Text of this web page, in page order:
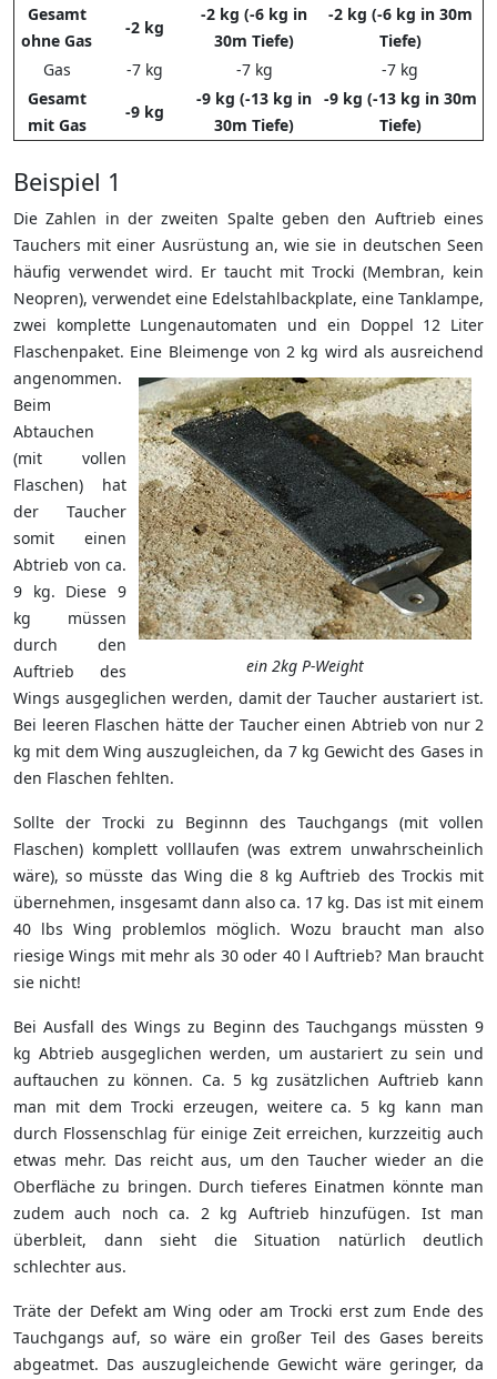
Gesamt
ohne Gas
-2 kg
-2 kg (-6 kg in
30m Tiefe)
-2 kg (-6 kg in 30m
Tiefe)
Gas
-7 kg -7 kg
-7 kg
Gesamt
mit Gas
-9 kg
-9 kg (-13 kg in
30m Tiefe)
-9 kg (-13 kg in 30m
Tiefe)
Beispiel 1
Die Zahlen in der zweiten Spalte geben den Auftrieb eines
Tauchers mit einer Ausrüstung an, wie sie in deutschen Seen
häufig verwendet wird. Er taucht mit Trocki (Membran, kein
Neopren), verwendet eine Edelstahlbackplate, eine Tanklampe,
zwei komplette Lungenautomaten und ein Doppel 12 Liter
Flaschenpaket. Eine Bleimenge von 2 kg wird als ausreichend
angenommen.
ein 2kg P-Weight
Beim
Abtauchen
(mit vollen
Flaschen) hat
der Taucher
somit einen
Abtrieb von ca.
9 kg. Diese 9
kg müssen
durch den
Auftrieb des
Wings ausgeglichen werden, damit der Taucher austariert ist.
Bei leeren Flaschen hätte der Taucher einen Abtrieb von nur 2
kg mit dem Wing auszugleichen, da 7 kg Gewicht des Gases in
den Flaschen fehlten.
Sollte der Trocki zu Beginnn des Tauchgangs (mit vollen
Flaschen) komplett volllaufen (was extrem unwahrscheinlich
wäre), so müsste das Wing die 8 kg Auftrieb des Trockis mit
übernehmen, insgesamt dann also ca. 17 kg. Das ist mit einem
40 lbs Wing problemlos möglich. Wozu braucht man also
riesige Wings mit mehr als 30 oder 40 l Auftrieb? Man braucht
sie nicht!
Bei Ausfall des Wings zu Beginn des Tauchgangs müssten 9
kg Abtrieb ausgeglichen werden, um austariert zu sein und
auftauchen zu können. Ca. 5 kg zusätzlichen Auftrieb kann
man mit dem Trocki erzeugen, weitere ca. 5 kg kann man
durch Flossenschlag für einige Zeit erreichen, kurzzeitig auch
etwas mehr. Das reicht aus, um den Taucher wieder an die
Oberfläche zu bringen. Durch tieferes Einatmen könnte man
zudem auch noch ca. 2 kg Auftrieb hinzufügen. Ist man
überbleit, dann sieht die Situation natürlich deutlich
schlechter aus.
Träte der Defekt am Wing oder am Trocki erst zum Ende des
Tauchgangs auf, so wäre ein großer Teil des Gases bereits
abgeatmet. Das auszugleichende Gewicht wäre geringer, da